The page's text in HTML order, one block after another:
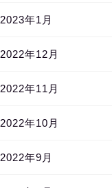
2023年1月
2022年12月
2022年11月
2022年10月
2022年9月